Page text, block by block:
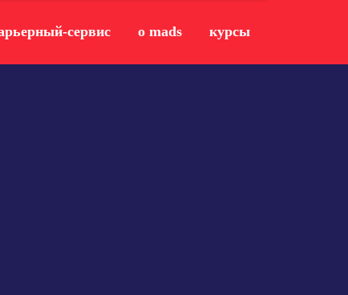
сервис о mads курсы